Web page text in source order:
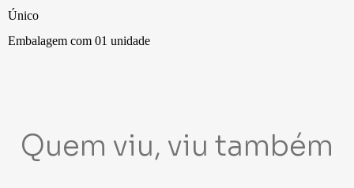
Único
Embalagem com 01 unidade
Quem viu, viu também